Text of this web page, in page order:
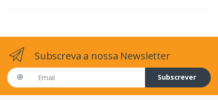
Subscreva a nossa Newsletter
Email address
Subscrever